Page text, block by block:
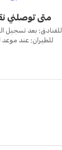
متى توصلني
للفنادق: بعد تسجيل
للطيران: عند موعد